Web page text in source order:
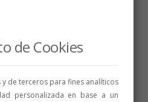
de Cookies
de terceros para fines analíticos
personalizada en base a un